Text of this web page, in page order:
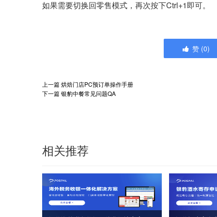
如果需要切换回零售模式，再次按下Ctrl+1即可。
赞 (0)
上一篇烘焙门店PC预订单操作手册
下一篇银豹中餐常见问题QA
相关推荐